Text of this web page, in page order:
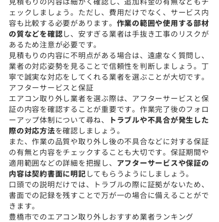
ェックしましょう。ただし、費用だけでなく、サービス内
容も比較する必要があります。 作業の範囲や使用する部材
の質などを確認し、安すぎる業者は手抜き工事のリスクが
あるため注意が必要です。
見積もりの内容に不明点がある場合は、遠慮なく質問し、
業者の対応姿勢を見ることで信頼性を判断しましょう。丁
寧で誠実な対応をしてくれる業者を選ぶことが大切です。
アフターサービスと保証
エアコン取り外し業者を選ぶ際は、アフターサービスと保
証の内容を確認することが重要です。作業完了後のフォロ
ーアップ体制について尋ね、
トラブルや不具合が発生した
際の対応方法を確認しましょう。
また、作業の品質や取り外し後の不具合などに対する保証
の有無と内容をチェックすることも大切です。保証期間や
適用範囲などの詳細を把握し、 アフターサービスや保証の
内容は契約書面に明記してもらうようにしましょう。
口頭での説明だけでは、トラブルの際に証拠がないため、
書面での記録を残すことで万が一の場合に備えることがで
きます。
豊橋市でのエアコン取り外しおすすめ業者ランキング